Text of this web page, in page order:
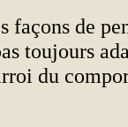
façons de
toujours
du